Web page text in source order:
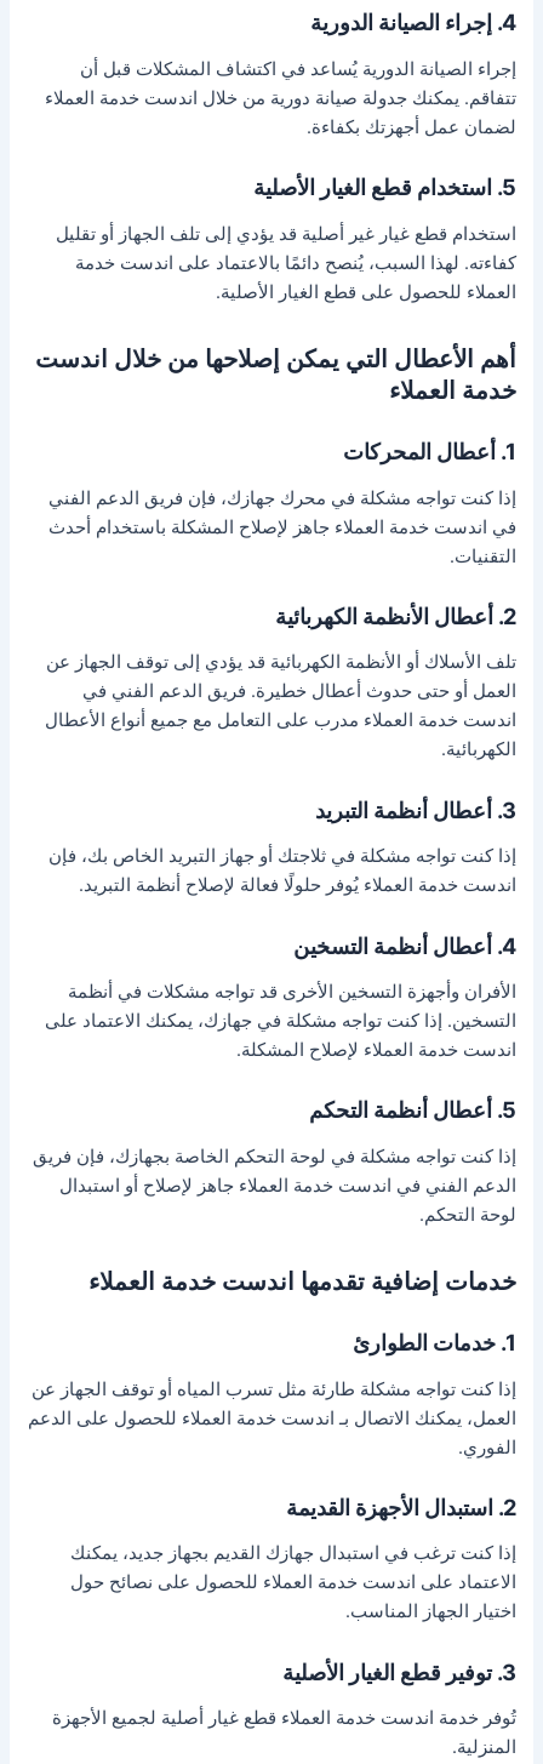
4. إجراء الصيانة الدورية
إجراء الصيانة الدورية يُساعد في اكتشاف المشكلات قبل أن
تتفاقم. يمكنك جدولة صيانة دورية من خلال اندست خدمة العملاء
لضمان عمل أجهزتك بكفاءة.
5. استخدام قطع الغيار الأصلية
استخدام قطع غيار غير أصلية قد يؤدي إلى تلف الجهاز أو تقليل
كفاءته. لهذا السبب، يُنصح دائمًا بالاعتماد على اندست خدمة
العملاء للحصول على قطع الغيار الأصلية.
أهم الأعطال التي يمكن إصلاحها من خلال اندست
خدمة العملاء
1. أعطال المحركات
إذا كنت تواجه مشكلة في محرك جهازك، فإن فريق الدعم الفني
في اندست خدمة العملاء جاهز لإصلاح المشكلة باستخدام أحدث
التقنيات.
2. أعطال الأنظمة الكهربائية
تلف الأسلاك أو الأنظمة الكهربائية قد يؤدي إلى توقف الجهاز عن
العمل أو حتى حدوث أعطال خطيرة. فريق الدعم الفني في
اندست خدمة العملاء مدرب على التعامل مع جميع أنواع الأعطال
الكهربائية.
3. أعطال أنظمة التبريد
إذا كنت تواجه مشكلة في ثلاجتك أو جهاز التبريد الخاص بك، فإن
اندست خدمة العملاء يُوفر حلولًا فعالة لإصلاح أنظمة التبريد.
4. أعطال أنظمة التسخين
الأفران وأجهزة التسخين الأخرى قد تواجه مشكلات في أنظمة
التسخين. إذا كنت تواجه مشكلة في جهازك، يمكنك الاعتماد على
اندست خدمة العملاء لإصلاح المشكلة.
5. أعطال أنظمة التحكم
إذا كنت تواجه مشكلة في لوحة التحكم الخاصة بجهازك، فإن فريق
الدعم الفني في اندست خدمة العملاء جاهز لإصلاح أو استبدال
لوحة التحكم.
خدمات إضافية تقدمها اندست خدمة العملاء
1. خدمات الطوارئ
إذا كنت تواجه مشكلة طارئة مثل تسرب المياه أو توقف الجهاز عن
العمل، يمكنك الاتصال بـ اندست خدمة العملاء للحصول على الدعم
الفوري.
2. استبدال الأجهزة القديمة
إذا كنت ترغب في استبدال جهازك القديم بجهاز جديد، يمكنك
الاعتماد على اندست خدمة العملاء للحصول على نصائح حول
اختيار الجهاز المناسب.
3. توفير قطع الغيار الأصلية
تُوفر خدمة اندست خدمة العملاء قطع غيار أصلية لجميع الأجهزة
المنزلية.